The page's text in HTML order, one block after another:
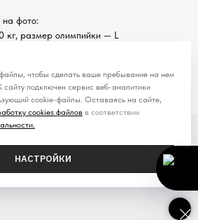
фото:
кг, размер олимпийки — L
чтобы сделать ваше пребывание на нем
подключен сервис веб-аналитики
cookie-файлы. Оставаясь на сайте,
cookies файлов в соответствии
.
НАСТРОЙКИ
ОБРАБОТКИ ПЕРСООНАЛЬНЫХ ДАННЫХ